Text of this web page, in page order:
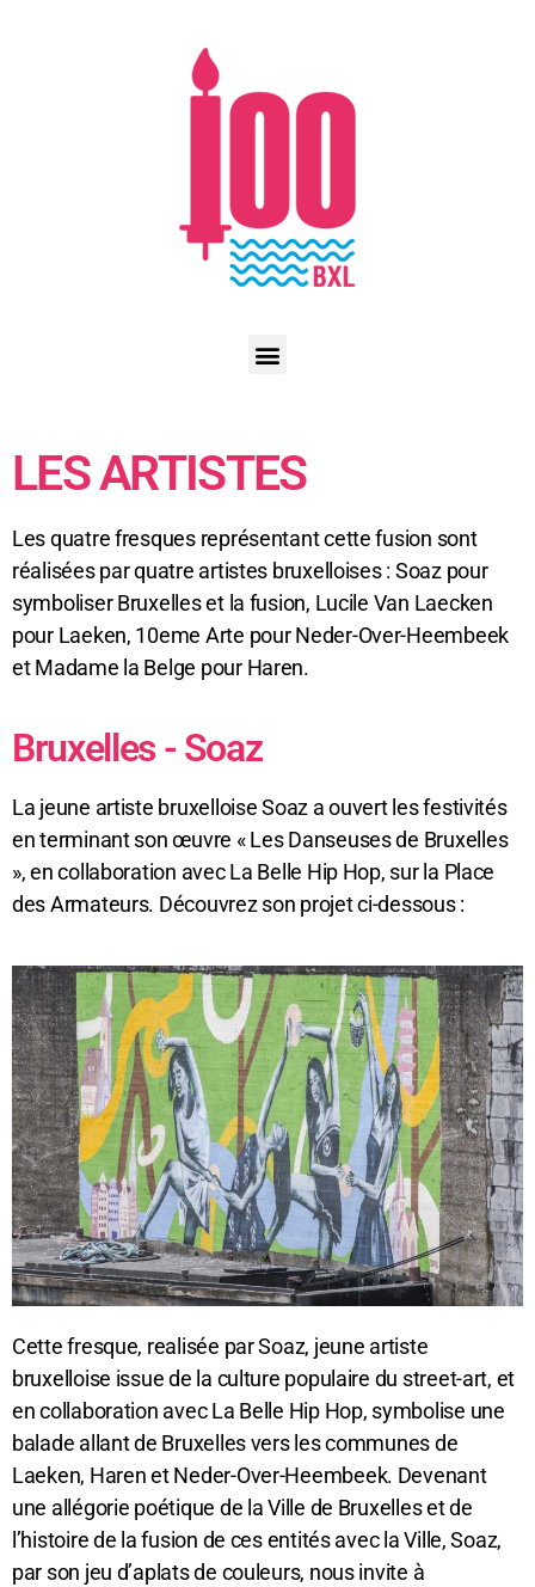
LES ARTISTES
Les quatre fresques représentant cette fusion sont
réalisées par quatre artistes bruxelloises : Soaz pour
symboliser Bruxelles et la fusion, Lucile Van Laecken
pour Laeken, 10eme Arte pour Neder-Over-Heembeek
et Madame la Belge pour Haren.
Bruxelles - Soaz
La jeune artiste bruxelloise Soaz a ouvert les festivités
en terminant son œuvre « Les Danseuses de Bruxelles
», en collaboration avec La Belle Hip Hop, sur la Place
des Armateurs. Découvrez son projet ci-dessous :
Cette fresque, realisée par Soaz, jeune artiste
bruxelloise issue de la culture populaire du street-art, et
en collaboration avec La Belle Hip Hop, symbolise une
balade allant de Bruxelles vers les communes de
Laeken, Haren et Neder-Over-Heembeek. Devenant
une allégorie poétique de la Ville de Bruxelles et de
l’histoire de la fusion de ces entités avec la Ville, Soaz,
par son jeu d’aplats de couleurs, nous invite à